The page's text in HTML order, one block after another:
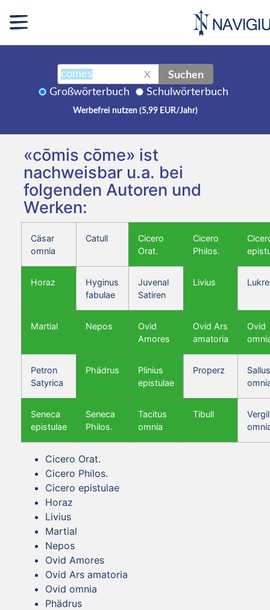
X Suchen
Großwörterbuch Schulwörterbuch
Werbefrei nutzen (5,99 EUR/Jahr)
«cōmis cōme» ist
nachweisbar u.a. bei
folgenden Autoren und
Werken:
Cäsar
omnia
Catull
Cicero
Orat.
Cicero
Philos.
Horaz
Hyginus
fabulae
Juvenal
Satiren
Livius
Martial Nepos
Ovid
Amores
Ovid Ars
amatoria
Ovid
Petron
Satyrica
Phädrus
Plinius
epistulae
Properz
Seneca
epistulae
Seneca
Philos.
Tacitus
omnia
Tibull
Vergil
Cicero Orat.
Cicero Philos.
Cicero epistulae
Horaz
Livius
Martial
Nepos
Ovid Amores
Ovid Ars amatoria
Ovid omnia
Phädrus